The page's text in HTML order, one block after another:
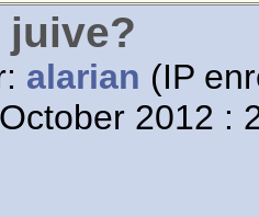
alarian (IP
2012 :